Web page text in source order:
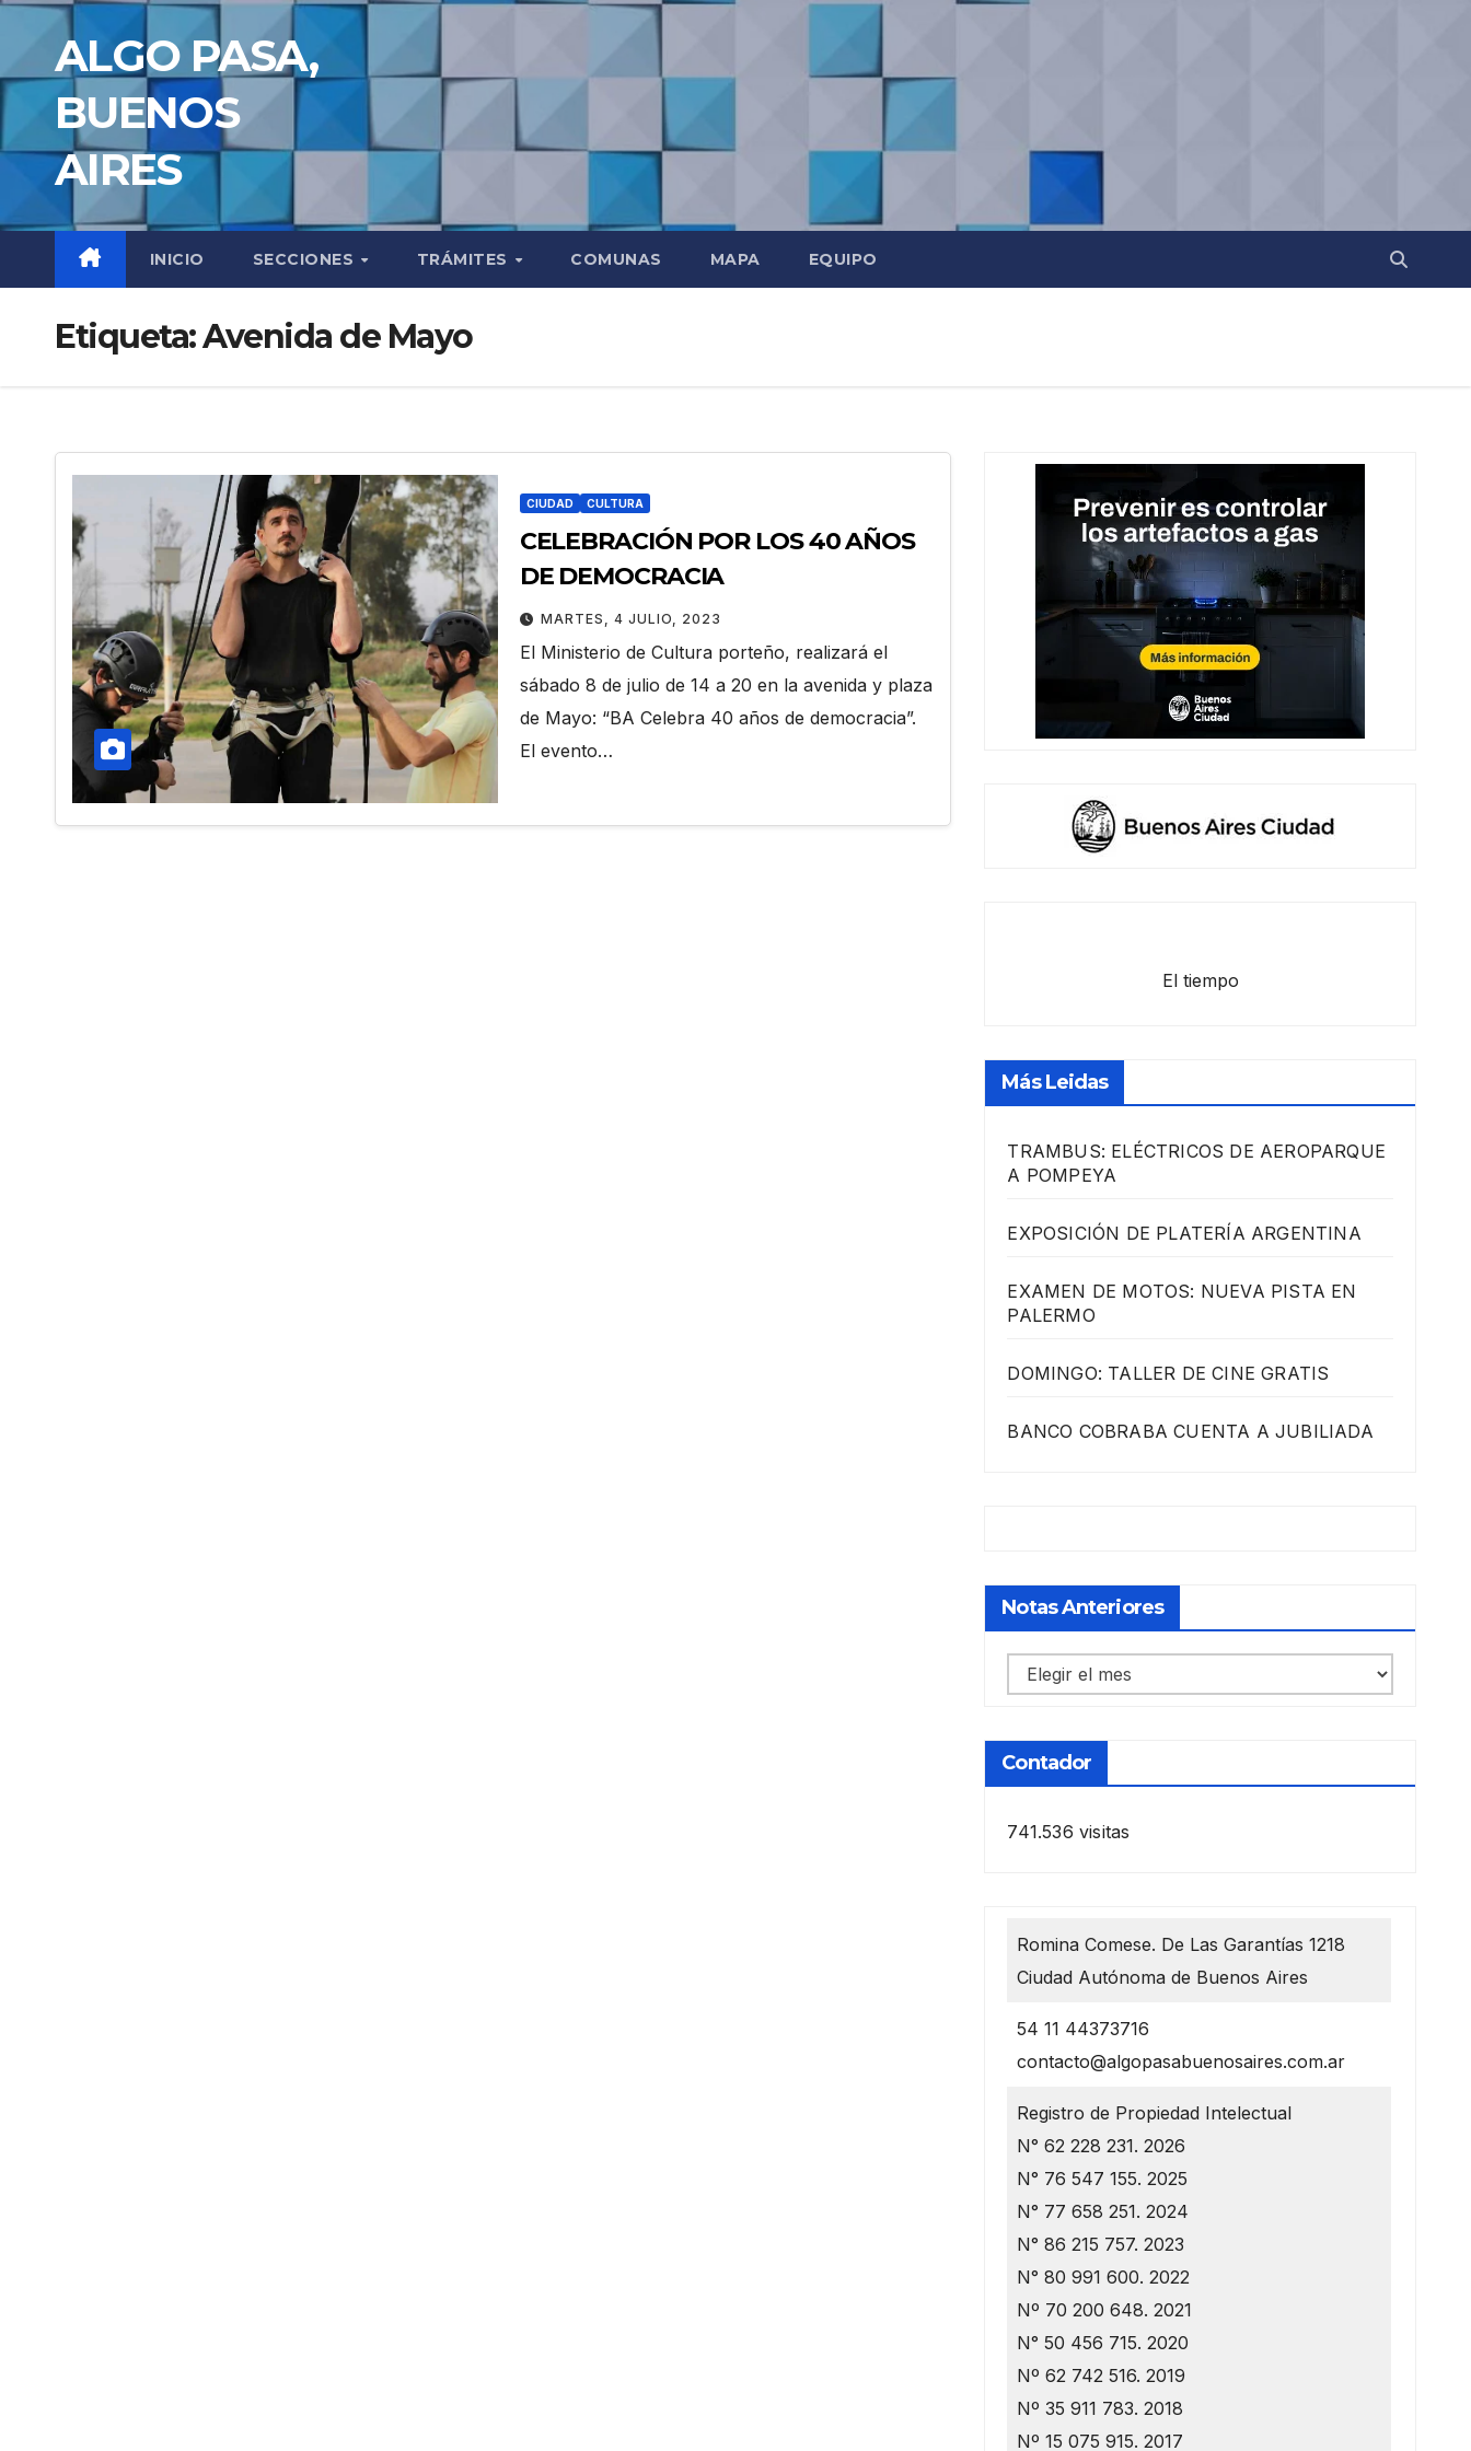
Saltar
contenidoALGO PASA,
BUENOS
AIRES
INICIO SECCIONES TRÁMITES COMUNAS MAPA EQUIPO
Etiqueta:Avenida de Mayo
CIUDAD CULTURA
CELEBRACIÓN POR LOS 40 AÑOS
DE DEMOCRACIA
MARTES, 4 JULIO, 2023
El Ministerio de Cultura porteño, realizará el
sábado 8 de julio de 14 a 20 en la avenida y plaza
de Mayo: “BA Celebra 40 años de democracia”.
El evento…
El tiempo
Más Leidas
TRAMBUS: ELÉCTRICOS DE AEROPARQUE
A POMPEYA
EXPOSICIÓN DE PLATERÍA ARGENTINA
EXAMEN DE MOTOS: NUEVA PISTA EN
PALERMO
DOMINGO: TALLER DE CINE GRATIS
BANCO COBRABA CUENTA A JUBILIADA
Notas Anteriores
Notas
anteriores
Contador
741.536 visitas
Romina Comese. De Las Garantías 1218
Ciudad Autónoma de Buenos Aires
54 11 44373716
contacto@algopasabuenosaires.com.ar
Registro de Propiedad Intelectual
N° 62 228 231. 2026
N° 76 547 155. 2025
N° 77 658 251. 2024
N° 86 215 757. 2023
N° 80 991 600. 2022
Nº 70 200 648. 2021
N° 50 456 715. 2020
Nº 62 742 516. 2019
Nº 35 911 783. 2018
Nº 15 075 915. 2017